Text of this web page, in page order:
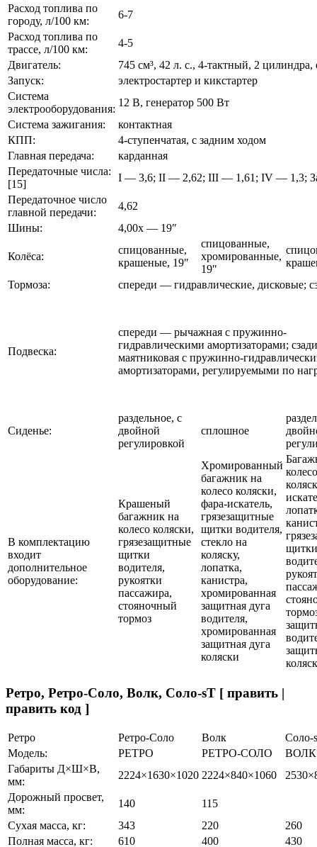
Расход топлива по
городу, л/100 км:
6-7
Расход топлива по
трассе, л/100 км:
4-5
Двигатель:
745 см³, 42 л. с., 4-тактный, 2
Запуск:
электростартер и кикстартер
Система
электрооборудования:
12 В, генератор 500 Вт
Система зажигания:
контактная
КПП:
4-ступенчатая, с задним ходом
Главная передача:
карданная
Передаточные числа:
[15]
I — 3,6; II — 2,62; III — 1,61; IV — 1,3;
Передаточное число
главной передачи:
4,62
Шины:
4,00х — 19″
Колёса:
спицованные,
крашеные, 19″
спицованные,
хромированные,
19″
Тормоза:
спереди — гидравлические, дисковые;
Подвеска:
спереди — рычажная с пружинно-
гидравлическими амортизаторами;
маятниковая с пружинно-
амортизаторами, регулируемыми по
Сиденье:
раздельное, с
двойной
регулировкой
сплошное
В комплектацию
входит
дополнительное
оборудование:
Крашеный
багажник на
колесо коляски,
грязезащитные
щитки
водителя,
рукоятки
пассажира,
стояночный
тормоз
Хромированный
багажник на
колесо коляски,
фара-искатель,
грязезащитные
щитки водителя,
стекло на
коляску,
лопатка,
канистра,
хромированная
защитная дуга
водителя,
хромированная
защитная дуга
коляски
колесо
щитки
Ретро, Ретро-Соло, Волк, Соло-sT [ править |
править код ]
Ретро Ретро-Соло Волк
Соло-
Модель:
РЕТРО РЕТРО-СОЛО
ВОЛК
Габариты Д×Ш×В,
мм:
2224×1630×1020 2224×840×1060
Дорожный просвет,
мм:
140
115
Сухая масса, кг:
343 220
260
Полная масса, кг:
610 400 430